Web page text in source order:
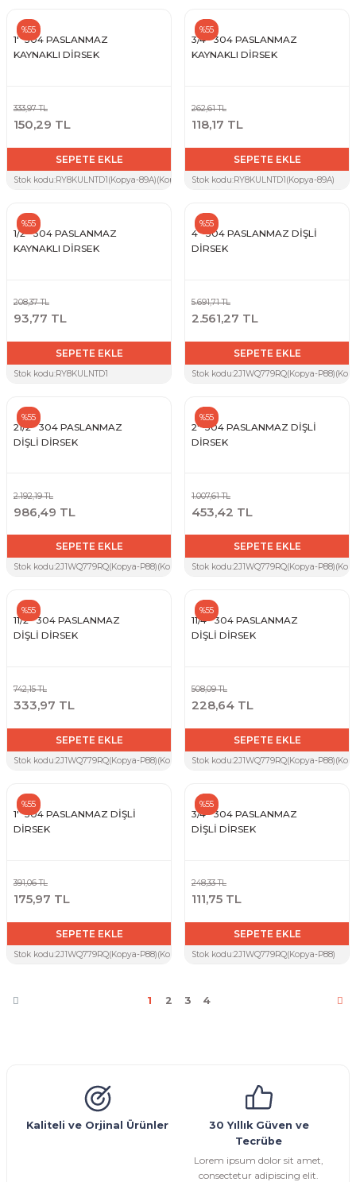
1'' 304 PASLANMAZ
KAYNAKLI DİRSEK
%55
333,97 TL
150,29 TL
SEPETE EKLE
Stok kodu:RY8KULNTD1(Kopya-89A)(Kopya-ZTW)
3/4'' 304 PASLANMAZ
KAYNAKLI DİRSEK
%55
262,61 TL
118,17 TL
SEPETE EKLE
Stok kodu:RY8KULNTD1(Kopya-89A)
1/2'' 304 PASLANMAZ
KAYNAKLI DİRSEK
%55
208,37 TL
93,77 TL
SEPETE EKLE
Stok kodu:RY8KULNTD1
4'' 304 PASLANMAZ DİŞLİ
DİRSEK
%55
5.691,71 TL
2.561,27 TL
SEPETE EKLE
Stok kodu:2J1WQ779RQ(Kopya-
21/2'' 304 PASLANMAZ
DİŞLİ DİRSEK
%55
2.192,19 TL
986,49 TL
SEPETE EKLE
Stok kodu:2J1WQ779RQ(Kopya-P88)(Kopya-VGR)(Kopya-SAX)(Kopya-A4Q)(Kopya-
2'' 304 PASLANMAZ DİŞLİ
DİRSEK
%55
1.007,61 TL
453,42 TL
SEPETE EKLE
Stok kodu:2J1WQ779RQ(Kopya-
11/2'' 304 PASLANMAZ
DİŞLİ DİRSEK
%55
742,15 TL
333,97 TL
SEPETE EKLE
Stok kodu:2J1WQ779RQ(Kopya-P88)(Kopya-VGR)(Kopya-SAX)(Kopya-A4Q)
11/4'' 304 PASLANMAZ
DİŞLİ DİRSEK
%55
508,09 TL
228,64 TL
SEPETE EKLE
Stok kodu:2J1WQ779RQ(Kopya-
1'' 304 PASLANMAZ DİŞLİ
DİRSEK
%55
391,06 TL
175,97 TL
SEPETE EKLE
Stok kodu:2J1WQ779RQ(Kopya-P88)(Kopya-VGR)
3/4'' 304 PASLANMAZ
DİŞLİ DİRSEK
%55
248,33 TL
111,75 TL
SEPETE EKLE
Stok kodu:2J1WQ779RQ(Kopya-P88)
1 2 3 4
Kaliteli ve Orjinal Ürünler
30 Yıllık Güven ve
Tecrübe
Lorem ipsum dolor sit amet,
consectetur adipiscing elit.